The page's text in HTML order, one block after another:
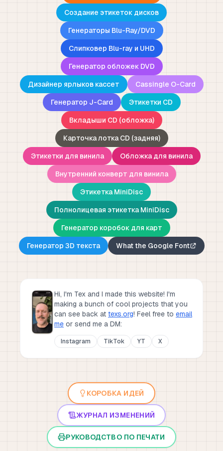
Создание этикеток дисков
Генераторы Blu-Ray/DVD
Слипковер Blu-ray и UHD
Генератор обложек DVD
Дизайнер ярлыков кассет
Cassingle O-Card
Генератор J-Card
Этикетки CD
Вкладыши CD (обложка)
Карточка лотка CD (задняя)
Этикетки для винила
Обложка для винила
Внутренний конверт для винила
Этикетка MiniDisc
Полнолицевая этикетка MiniDisc
Генератор коробок для карт
Генератор 3D текста
What the Google Font
Hi, I'm Tex and I made this website! I'm
making a bunch of cool projects that you
can see back at texs.org! Feel free to email
me or send me a DM:
Instagram TikTok YT X
КОРОБКА ИДЕЙ
ЖУРНАЛ ИЗМЕНЕНИЙ
РУКОВОДСТВО ПО ПЕЧАТИ